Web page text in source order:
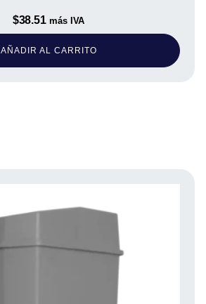
$38.51 más IVA
AÑADIR AL CARRITO